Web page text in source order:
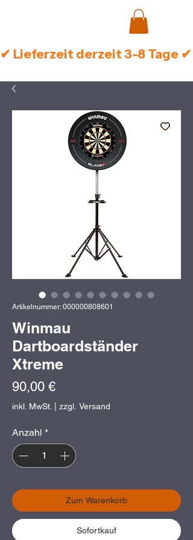
✔ Lieferzeit derzeit 3-8 Tage
Artikelnummer: 000000808601
Winmau
Dartboardständer
Xtreme
90,00 €Preis
inkl. MwSt. zzgl. Versand
Anzahl *
Zum Warenkorb
Sofortkauf